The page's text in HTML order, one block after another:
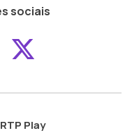
sociais
ao ao
RTP Play